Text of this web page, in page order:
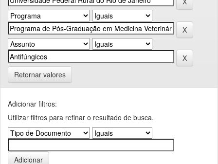
Retornar valores
Adicionar filtros:
Utilizar filtros para refinar o resultado de busca.